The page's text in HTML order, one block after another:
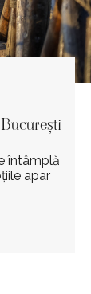
întâmplă
apar